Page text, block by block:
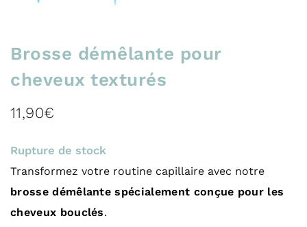
Brosse démêlante pour
cheveux texturés
11,90€
Rupture de stock
Transformez votre routine capillaire avec notre
brosse démêlante spécialement conçue pour les
cheveux bouclés.